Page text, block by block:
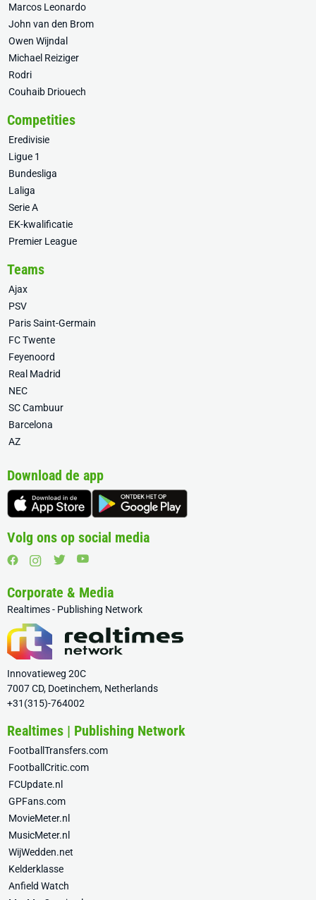
Marcos Leonardo
John van den Brom
Owen Wijndal
Michael Reiziger
Rodri
Couhaib Driouech
Competities
Eredivisie
Ligue 1
Bundesliga
Laliga
Serie A
EK-kwalificatie
Premier League
Teams
Ajax
PSV
Paris Saint-Germain
FC Twente
Feyenoord
Real Madrid
NEC
SC Cambuur
Barcelona
AZ
Download de app
Volg ons op social media
Corporate & Media
Realtimes - Publishing Network
Innovatieweg 20C
7007 CD, Doetinchem, Netherlands
+31(315)-764002
Realtimes | Publishing Network
FootballTransfers.com
FootballCritic.com
FCUpdate.nl
GPFans.com
MovieMeter.nl
MusicMeter.nl
WijWedden.net
Kelderklasse
Anfield Watch